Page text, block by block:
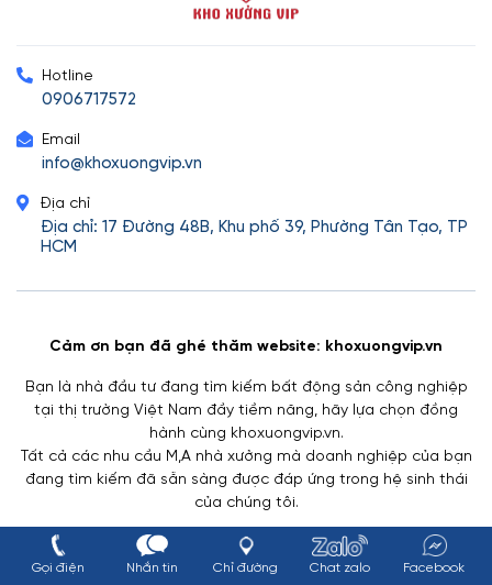
Hotline
0906717572
Email
info@khoxuongvip.vn
Địa chỉ
Địa chỉ: 17 Đường 48B, Khu phố 39, Phường Tân Tạo, TP
HCM
Cảm ơn bạn đã ghé thăm website: khoxuongvip.vn
Bạn là nhà đầu tư đang tìm kiếm bất động sản công nghiệp
tại thị trường Việt Nam đầy tiềm năng, hãy lựa chọn đồng
hành cùng khoxuongvip.vn.
Tất cả các nhu cầu M,A nhà xưởng mà doanh nghiệp của bạn
đang tìm kiếm đã sẵn sàng được đáp ứng trong hệ sinh thái
của chúng tôi.
BẤT ĐỘNG SẢN
Gọi điện Nhắn tin Chỉ đường Chat zalo Facebook